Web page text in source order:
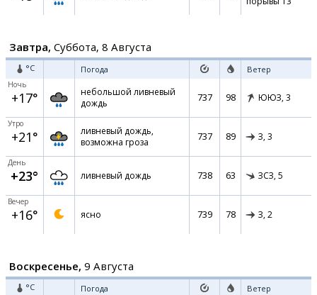
Завтра, Суббота, 8 Августа
°C Погода Ветер
Ночь
+17°
небольшой ливневый
дождь
737 98 ЮЮЗ, 3
Утро
+21°
ливневый дождь,
возможна гроза
737 89 З, 3
День
+23° ливневый дождь 738 63 ЗСЗ, 5
Вечер
+16° ясно 739 78 З, 2
Воскресенье, 9 Августа
°C Погода Ветер